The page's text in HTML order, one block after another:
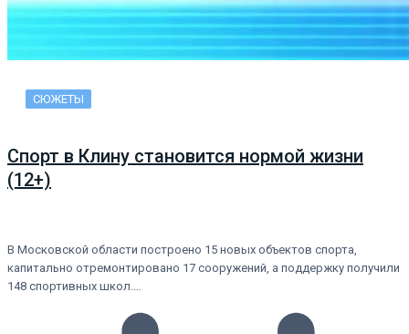
СЮЖЕТЫ
Спорт в Клину становится нормой жизни
(12+)
В Московской области построено 15 новых объектов спорта,
капитально отремонтировано 17 сооружений, а поддержку получили
148 спортивных школ.…